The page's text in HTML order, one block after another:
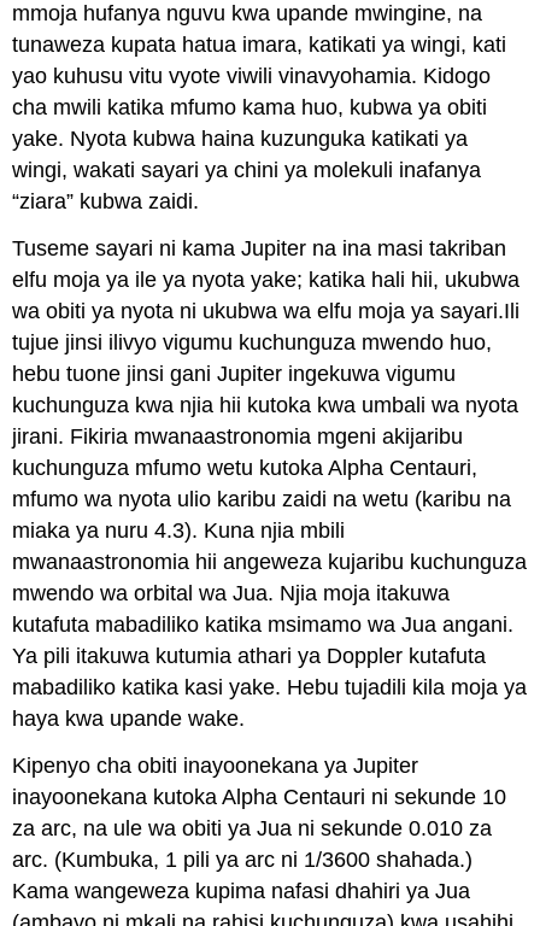
mmoja hufanya nguvu kwa upande mwingine, na
tunaweza kupata hatua imara, katikati ya wingi, kati
yao kuhusu vitu vyote viwili vinavyohamia. Kidogo
cha mwili katika mfumo kama huo, kubwa ya obiti
yake. Nyota kubwa haina kuzunguka katikati ya
wingi, wakati sayari ya chini ya molekuli inafanya
“ziara” kubwa zaidi.
Tuseme sayari ni kama Jupiter na ina masi takriban
elfu moja ya ile ya nyota yake; katika hali hii, ukubwa
wa obiti ya nyota ni ukubwa wa elfu moja ya sayari.Ili
tujue jinsi ilivyo vigumu kuchunguza mwendo huo,
hebu tuone jinsi gani Jupiter ingekuwa vigumu
kuchunguza kwa njia hii kutoka kwa umbali wa nyota
jirani. Fikiria mwanaastronomia mgeni akijaribu
kuchunguza mfumo wetu kutoka Alpha Centauri,
mfumo wa nyota ulio karibu zaidi na wetu (karibu na
miaka ya nuru 4.3). Kuna njia mbili
mwanaastronomia hii angeweza kujaribu kuchunguza
mwendo wa orbital wa Jua. Njia moja itakuwa
kutafuta mabadiliko katika msimamo wa Jua angani.
Ya pili itakuwa kutumia athari ya Doppler kutafuta
mabadiliko katika kasi yake. Hebu tujadili kila moja ya
haya kwa upande wake.
Kipenyo cha obiti inayoonekana ya Jupiter
inayoonekana kutoka Alpha Centauri ni sekunde 10
za arc, na ule wa obiti ya Jua ni sekunde 0.010 za
arc. (Kumbuka, 1 pili ya arc ni 1/3600 shahada.)
Kama wangeweza kupima nafasi dhahiri ya Jua